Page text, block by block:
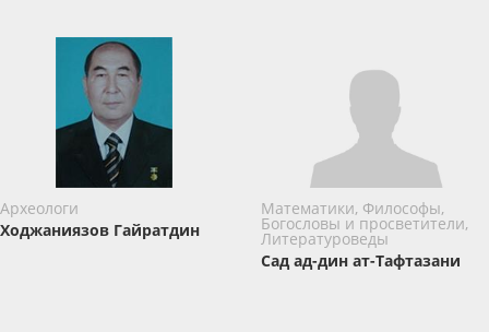
Археологи
Ходжаниязов Гайратдин
Математики, Философы,
Богословы и просветители,
Литературоведы
Сад ад-дин ат-Тафтазани